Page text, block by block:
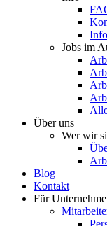
Jobs im
Über uns
Wer wir
Blog
Kontakt
Für